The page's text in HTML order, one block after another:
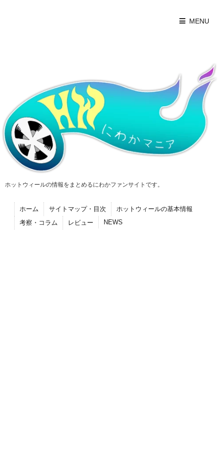
MENU
ホットウィールの情報をまとめるにわかファンサイトです。
ホーム サイトマップ・目次
ホットウィールの基本情報
考察・コラム
レビュー NEWS